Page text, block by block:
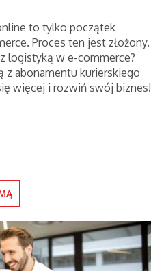
to tylko początek
Proces ten jest złożony.
logistyką w e-commerce?
z abonamentu kurierskiego
więcej i rozwiń swój biznes!